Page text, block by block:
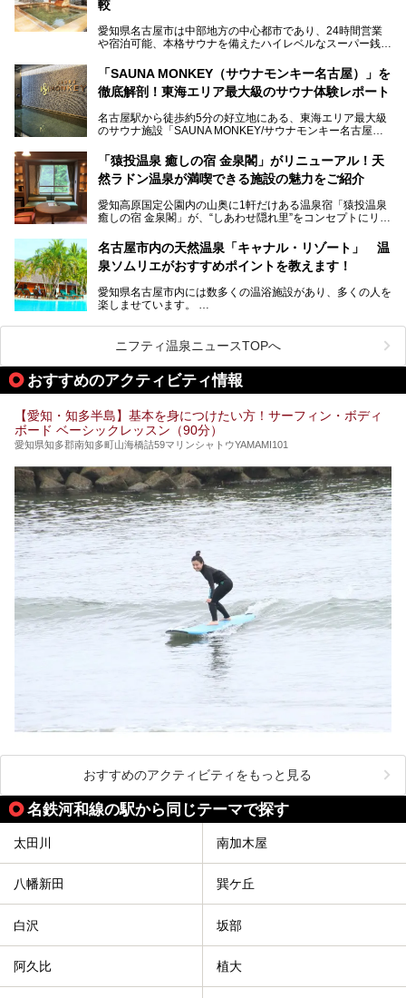
老朽化した設備の補修を機に、2年前からじっくり構想を練
ってきたというだけあって、館内の充実度は想像以上。
以前の4倍に拡張したという露天エリアや10の浴槽、40人収
容の巨大なスタジアムサウナに、岩盤浴やリラクゼーション
までまるごと楽しめる施設に生まれ変わりました。
今回は、全面リニューアルして新しくなった「スパアクアス
較
愛知県名古屋市は中部地方の中心都市であり、24時間営業
や宿泊可能、本格サウナを備えたハイレベルなスーパー銭湯
そのため、「日々の仕事の疲れを心身ともにリセットした
い」「休日に時間を忘れて1日中ダラダラ過ごしたい」「コ
くある点が魅力です！
お好みの温泉施設を見つけて楽しんでくださいね。
「SAUNA MONKEY（サウナモンキー名古屋）」を
徹底解剖！東海エリア最大級のサウナ体験レポート
名古屋駅から徒歩約5分の好立地にある、東海エリア最大級
のサウナ施設「SAUNA MONKEY/サウナモンキー名古屋」
「名古屋駅周辺ってサウナが少ないよね」という声をよく耳
にするだけあり、アクセスの良さにも胸が高鳴ります。
今回は普段は男性専用となっているパブリックサウナが、女
さっそく取材してきました！
「猿投温泉 癒しの宿 金泉閣」がリニューアル！天
然ラドン温泉が満喫できる施設の魅力をご紹介
愛知高原国定公園内の山奥に1軒だけある温泉宿「猿投温泉
癒しの宿 金泉閣」が、“しあわせ隠れ里”をコンセプトにリニ
天然ラドン温泉が堪能できるお風呂や、新設・改装された客
室、地元の食材と温泉水で作られたお料理……。
ご紹介します。
名古屋市内の天然温泉「キャナル・リゾート」 温
泉ソムリエがおすすめポイントを教えます！
愛知県名古屋市内には数多くの温浴施設があり、多くの人を
楽しませています。
ムリエの目線で紹介していきます！
名古屋市内にはスーパー銭湯や日帰り温泉が多く、「どこに
行こうかな？」と悩んでしまう方も多いと思います。
ぜひこの記事を参考にして「キャナル・リゾート」に出かけ
てみるのはいかがでしょうか？
ニフティ温泉ニュースTOPへ
おすすめのアクティビティ情報
【愛知・知多半島】基本を身につけたい方！サーフィン・ボディ
ボード ベーシックレッスン（90分）
愛知県知多郡南知多町山海橋詰59マリンシャトウYAMAMI101
おすすめのアクティビティをもっと見る
名鉄河和線の駅から同じテーマで探す
太田川 南加木屋
八幡新田 巽ケ丘
白沢 坂部
阿久比 植大